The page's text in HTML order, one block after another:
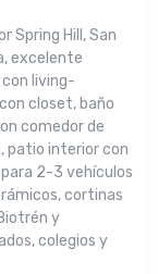
Spring Hill, San
excelente
living-
closet, baño
comedor de
patio interior con
2-3 vehículos
cortinas
y
colegios y